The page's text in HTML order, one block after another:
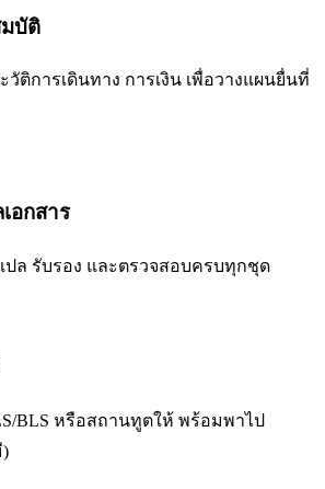
บัติ
วัติการเดินทาง การเงิน เพื่อวางแผนยื่นที่
อกสาร
ปล รับรอง และตรวจสอบครบทุกชุด
BLS หรือสถานทูตให้ พร้อมพาไป